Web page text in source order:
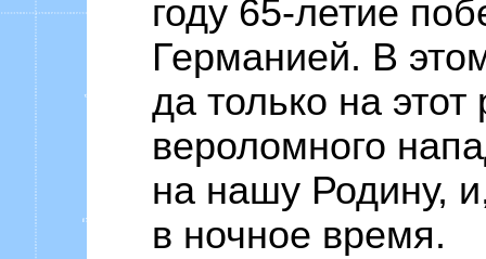
году 65-летие
Германией. В
да только на
вероломного
на нашу Родину,
в ночное время.